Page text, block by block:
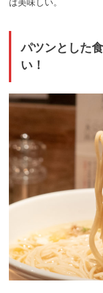
は美味しい。
パツンとした
い！